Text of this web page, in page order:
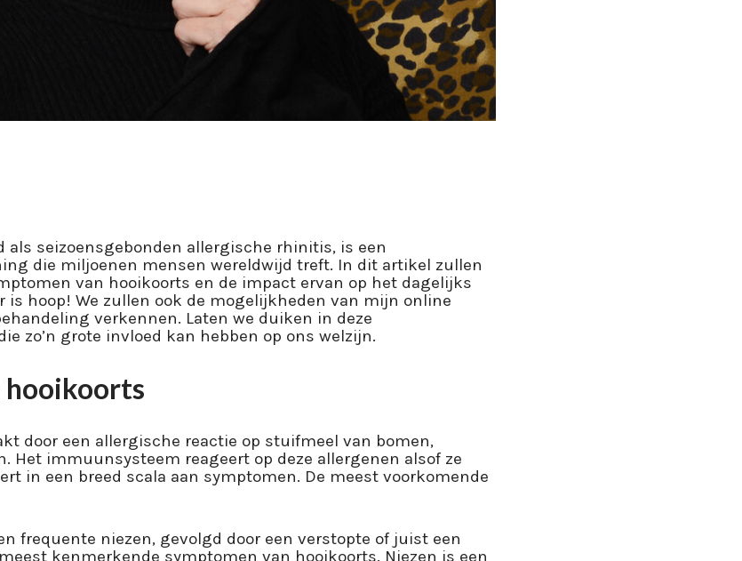
als seizoensgebonden allergische rhinitis, is een
die miljoenen mensen wereldwijd treft. In dit artikel zullen
van hooikoorts en de impact ervan op het dagelijks
is hoop! We zullen ook de mogelijkheden van mijn online
verkennen. Laten we duiken in deze
zo’n grote invloed kan hebben op ons welzijn.
hooikoorts
door een allergische reactie op stuifmeel van bomen,
Het immuunsysteem reageert op deze allergenen alsof ze
in een breed scala aan symptomen. De meest voorkomende
frequente niezen, gevolgd door een verstopte of juist een
kenmerkende symptomen van hooikoorts. Niezen is een